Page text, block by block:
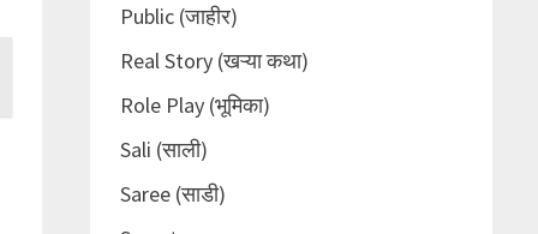
Public (जाहीर)
Real Story (खऱ्या कथा)
Role Play (भूमिका)
Sali (साली)
Saree (साडी)